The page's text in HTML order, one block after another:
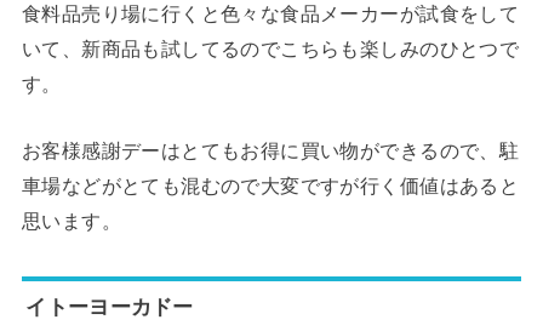
食料品売り場に行くと色々な食品メーカーが試食をして
いて、新商品も試してるのでこちらも楽しみのひとつで
す。
お客様感謝デーはとてもお得に買い物ができるので、駐
車場などがとても混むので大変ですが行く価値はあると
思います。
イトーヨーカドー